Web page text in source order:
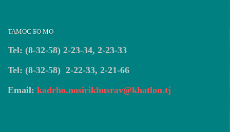
ТАМОС БО МО
Tel: (8-32-58) 2-23-34, 2-23-33
Tel: (8-32-58) 2-22-33, 2-21-66
Email: kadrho.nosirikhusrav@khatlon.tj